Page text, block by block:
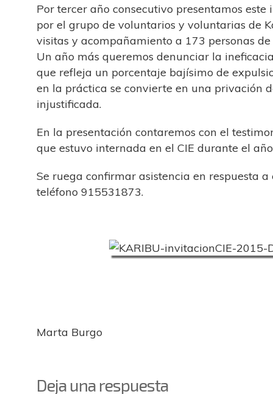
Por tercer año consecutivo presentamos
por el grupo de voluntarios y voluntarias de
visitas y acompañamiento a 173 personas
Un año más queremos denunciar la
que refleja un porcentaje bajísimo de
en la práctica se convierte en una privación
injustificada.
En la presentación contaremos con el
que estuvo internada en el CIE durante el
Se ruega confirmar asistencia en respuesta
teléfono 915531873.
Marta Burgo
Deja una respuesta